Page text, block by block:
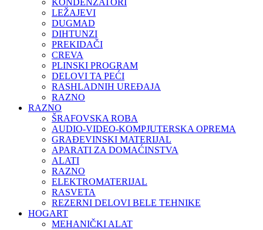
KONDENZATORI
LEŽAJEVI
DUGMAD
DIHTUNZI
PREKIDAČI
CREVA
PLINSKI PROGRAM
DELOVI TA PEĆI
RASHLADNIH UREĐAJA
RAZNO
RAZNO
ŠRAFOVSKA ROBA
AUDIO-VIDEO-KOMPJUTERSKA OPREMA
GRAĐEVINSKI MATERIJAL
APARATI ZA DOMAĆINSTVA
ALATI
RAZNO
ELEKTROMATERIJAL
RASVETA
REZERNI DELOVI BELE TEHNIKE
HOGART
MEHANIČKI ALAT